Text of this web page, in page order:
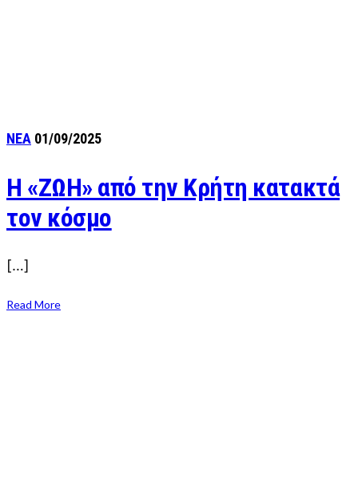
ΝΕΑ 01/09/2025
Η «ΖΩΗ» από την Κρήτη κατακτά
τον κόσμο
[…]
Read More